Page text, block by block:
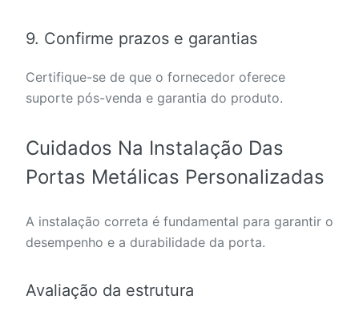
9. Confirme prazos e garantias
Certifique-se de que o fornecedor oferece
suporte pós-venda e garantia do produto.
Cuidados Na Instalação Das
Portas Metálicas Personalizadas
A instalação correta é fundamental para garantir o
desempenho e a durabilidade da porta.
Avaliação da estrutura